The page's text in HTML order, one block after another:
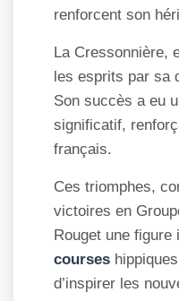
renforcent son
La Cressonnière,
les esprits par sa
Son succès a eu
significatif,
français.
Ces triomphes,
victoires en
Rouget une figure
courses
d’inspirer les